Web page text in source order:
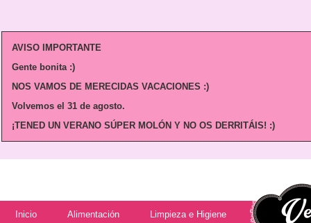
AVISO IMPORTANTE
Gente bonita :)
NOS VAMOS DE MERECIDAS VACACIONES :)
Volvemos el 31 de agosto.
¡TENED UN VERANO SÚPER MOLÓN Y NO OS DERRITÁIS! :)
Inicio Alimentación Limpieza e Higiene